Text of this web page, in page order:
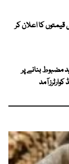
قیمتوں کا اعلان کر
مضبوط بنانے پر
آمد